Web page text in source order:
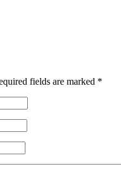
fields are marked *